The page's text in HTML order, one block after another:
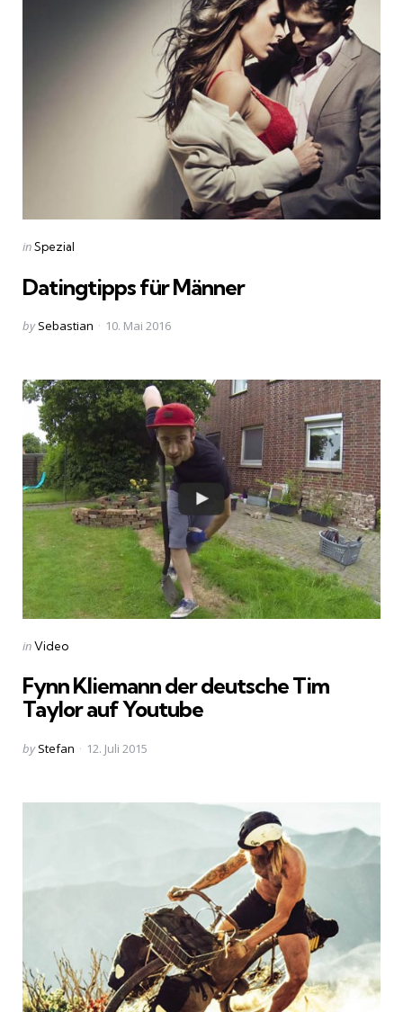
Categories
Posted
inSpezial
Datingtipps für Männer
Posted
by Sebastian 10. Mai 2016
Categories
Posted
inVideo
Fynn Kliemann der deutsche Tim
Taylor auf Youtube
Posted
by Stefan 12. Juli 2015